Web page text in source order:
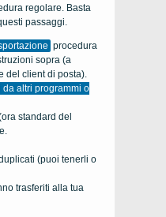
regolare. Basta
passaggi.
procedura
sopra (a
del client di posta).
da altri programmi o
standard del
(puoi tenerli o
trasferiti alla tua